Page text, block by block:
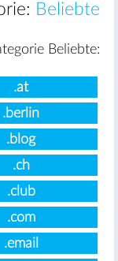
Beliebte
Beliebte:
.at
.berlin
.blog
.ch
.club
.com
.email